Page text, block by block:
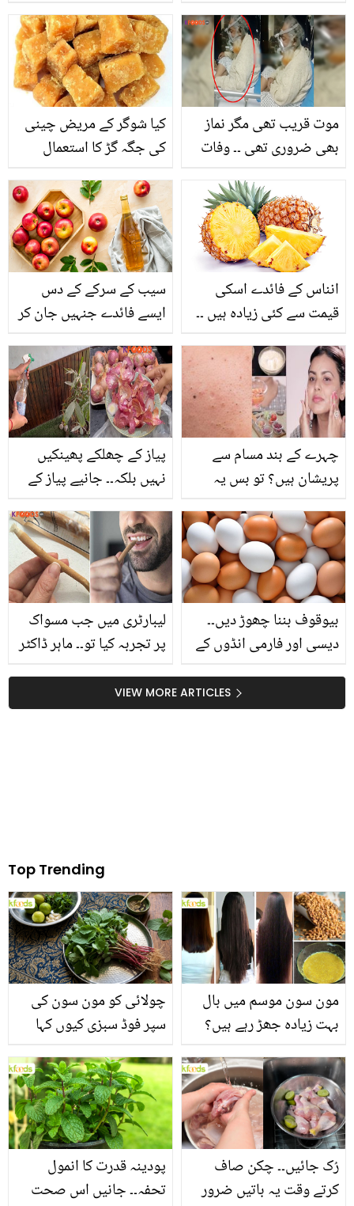
خوبصورت ہے! شادی کی
خبروں کے بعد عروسہ خان
کا پہلا انٹرویو
کیا شوگر کے مریض چینی
کی جگہ گڑ کا استعمال
موت قریب تھی مگر نماز
بھی ضروری تھی ۔۔ وفات
بزرگ کی اسپتال کے آئی
سی یو میں نماز ادا کرنے
کی ویڈیو آپ کو رلا دے گی
سیب کے سرکے کے دس
ایسے فائدے جنہیں جان کر
عادت بنالیں گے
انناس کے فائدے اسکی
قیمت سے کئی زیادہ ہیں ۔۔
انوکھے فوائد، جو اسے
دوسرے پھلوں سے ممتاز
بناتے ہیں
پیاز کے چھلکے پھینکیں
نہیں بلکہ۔۔ جانیے پیاز کے
چھپکلی اور چوہے مارنے
والا تیز اسپرے کیسے
بنائیں؟
چہرے کے بند مسام سے
پریشان ہیں؟ تو بس یہ
مسام سے چھٹکارہ پائیں
تاکہ آپ بھی لگیں دلکش
اور حسین
لیبارٹری میں جب مسواک
پر تجربہ کیا تو۔۔ ماہر ڈاکٹر
حیرت انگیز انکشاف کیا؟
جانیں اسے استعمال کرنے
بیوقوف بننا چھوڑ دیں۔۔
دیسی اور فارمی انڈوں کے
ہیں؟ ۔۔جانئے اہم معلومات
جو آپ کے کام آئے گی
VIEW MORE ARTICLES
Top Trending
چولائی کو مون سون کی
سپر فوڈ سبزی کیوں کہا
منرلز اور اینٹی آکسیڈنٹس
سے بھرپور اس سبزی کے
فائدے
مون سون موسم میں بال
بہت زیادہ جھڑ رہے ہیں؟
بنانے کے چند قدرتی طریقے
پودینہ قدرت کا انمول
تحفہ۔۔ جانیں اس صحت
رُک جائیں۔۔ چکن صاف
کرتے وقت یہ باتیں ضرور